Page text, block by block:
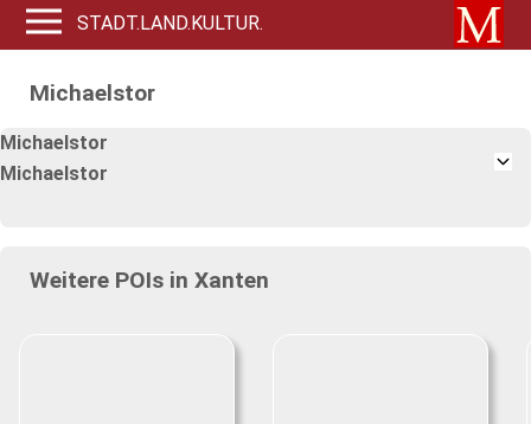
STADT.LAND.KULTUR.
Michaelstor
Michaelstor
Michaelstor
Weitere POIs in Xanten